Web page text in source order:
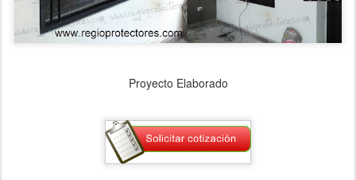
Proyecto Elaborado